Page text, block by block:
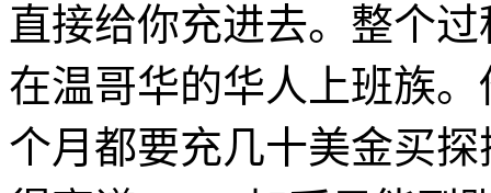
直接给你充进去。整个
在温哥华的华人上班族
个月都要充几十美金买